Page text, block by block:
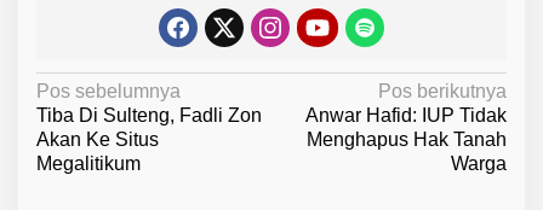
N
a
v
Pos sebelumnya
Tiba Di Sulteng, Fadli Zon
Akan Ke Situs
Megalitikum
Pos berikutnya
Anwar Hafid: IUP Tidak
Menghapus Hak Tanah
Warga